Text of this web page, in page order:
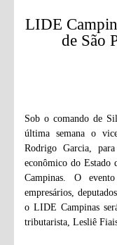
LIDE
de São
Sob o comando de
última semana o
Rodrigo Garcia,
econômico do Estado
Campinas. O
empresários,
o LIDE Campinas
tributarista, Lesliê